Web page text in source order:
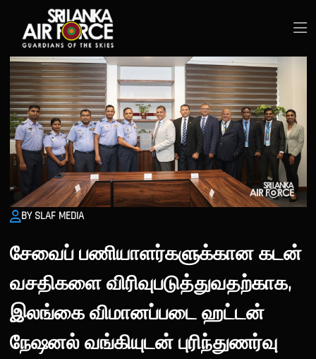
BY SLAF MEDIA
சேவைப் பணியாளர்களுக்கான கடன்
வசதிகளை விரிவுபடுத்துவதற்காக,
இலங்கை விமானப்படை ஹட்டன்
நேஷனல் வங்கியுடன் புரிந்துணர்வு